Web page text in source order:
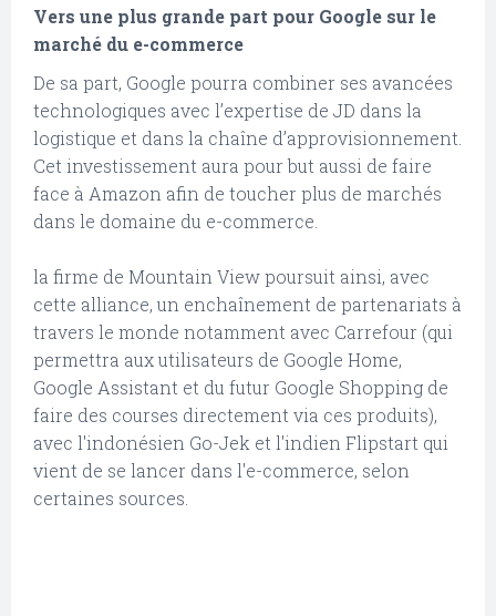
Vers une plus grande part pour Google sur le
marché du e-commerce
De sa part, Google pourra combiner ses avancées
technologiques avec l’expertise de JD dans la
logistique et dans la chaîne d’approvisionnement.
Cet investissement aura pour but aussi de faire
face à Amazon afin de toucher plus de marchés
dans le domaine du e-commerce.
la firme de Mountain View poursuit ainsi, avec
cette alliance, un enchaînement de partenariats à
travers le monde notamment avec Carrefour (qui
permettra aux utilisateurs de Google Home,
Google Assistant et du futur Google Shopping de
faire des courses directement via ces produits),
avec l'indonésien Go-Jek et l'indien Flipstart qui
vient de se lancer dans l'e-commerce, selon
certaines sources.